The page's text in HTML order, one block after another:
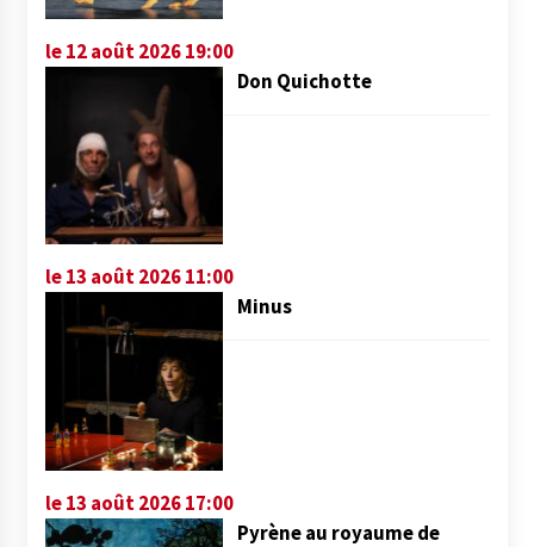
le 12 août 2026 19:00
Don Quichotte
le 13 août 2026 11:00
Minus
le 13 août 2026 17:00
Pyrène au royaume de